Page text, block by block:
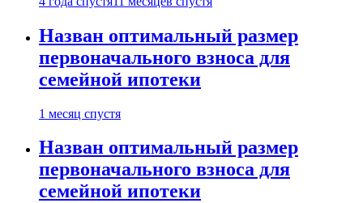
Назван оптимальный размер
первоначального взноса для
семейной ипотеки
1 месяц спустя
Назван оптимальный размер
первоначального взноса для
семейной ипотеки